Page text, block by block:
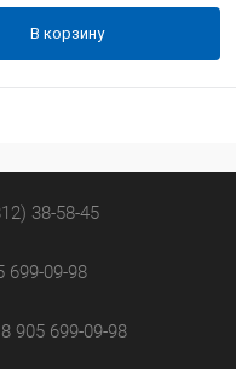
В корзину
38-58-45
699-09-98
905 699-09-98